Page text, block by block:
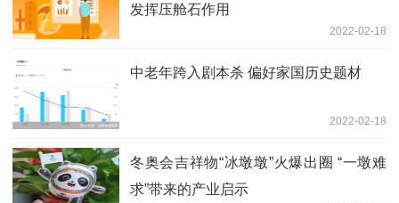
发挥压舱石作用
2022-02-18
中老年跨入剧本杀 偏好家国历史题材
2022-02-18
冬奥会吉祥物“冰墩墩”火爆出圈 “一墩难
求”带来的产业启示